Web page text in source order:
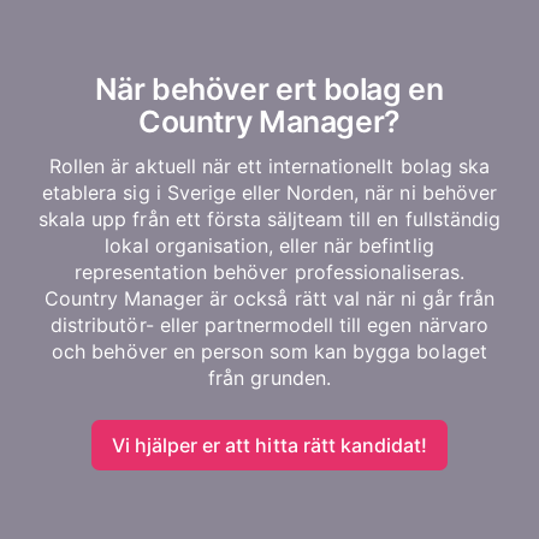
När behöver ert bolag en
Country Manager?
Rollen är aktuell när ett internationellt bolag ska
etablera sig i Sverige eller Norden, när ni behöver
skala upp från ett första säljteam till en fullständig
lokal organisation, eller när befintlig
representation behöver professionaliseras.
Country Manager är också rätt val när ni går från
distributör- eller partnermodell till egen närvaro
och behöver en person som kan bygga bolaget
från grunden.
Vi hjälper er att hitta rätt kandidat!